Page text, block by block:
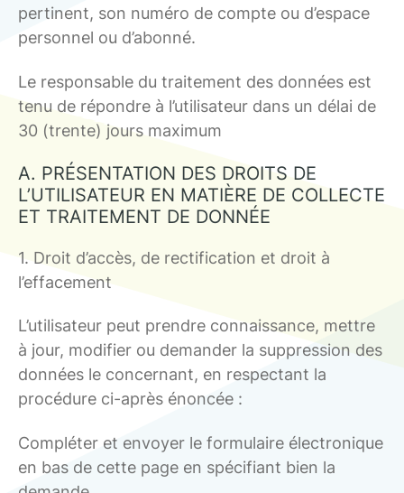
pertinent, son numéro de compte ou d’espace
personnel ou d’abonné.
Le responsable du traitement des données est
tenu de répondre à l’utilisateur dans un délai de
30 (trente) jours maximum
A. PRÉSENTATION DES DROITS DE
L’UTILISATEUR EN MATIÈRE DE COLLECTE
ET TRAITEMENT DE DONNÉE
1. Droit d’accès, de rectification et droit à
l’effacement
L’utilisateur peut prendre connaissance, mettre
à jour, modifier ou demander la suppression des
données le concernant, en respectant la
procédure ci-après énoncée :
Compléter et envoyer le formulaire électronique
en bas de cette page en spécifiant bien la